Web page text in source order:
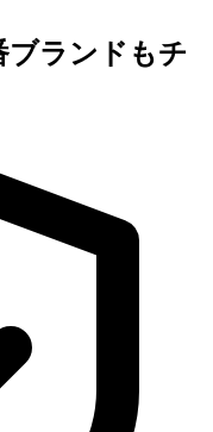
ブランドもチ